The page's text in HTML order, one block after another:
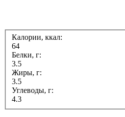
Калории, ккал:
64
Белки, г:
3.5
Жиры, г:
3.5
Углеводы, г:
4.3